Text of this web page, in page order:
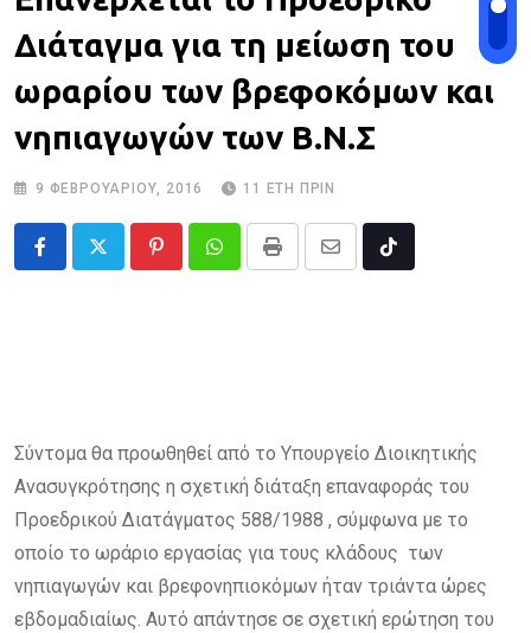
Διάταγμα για τη μείωση του
ωραρίου των βρεφοκόμων και
νηπιαγωγών των Β.Ν.Σ
9 ΦΕΒΡΟΥΑΡΊΟΥ, 2016 11 ΈΤΗ ΠΡΙΝ
PinterestWhatsappPrint
Share
Tiktok
Σύντομα θα προωθηθεί από το Υπουργείο Διοικητικής
Ανασυγκρότησης η σχετική διάταξη επαναφοράς του
Προεδρικού Διατάγματος 588/1988 , σύμφωνα με το
οποίο το ωράριο εργασίας για τους κλάδους των
νηπιαγωγών και βρεφονηπιοκόμων ήταν τριάντα ώρες
εβδομαδιαίως. Αυτό απάντησε σε σχετική ερώτηση του